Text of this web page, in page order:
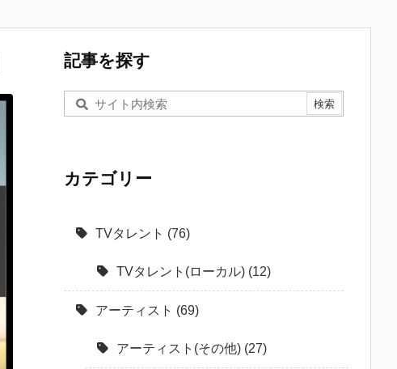
記事を探す
カテゴリー
TVタレント (76)
TVタレント(ローカル) (12)
アーティスト (69)
アーティスト(その他) (27)